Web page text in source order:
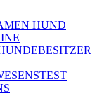
HUND